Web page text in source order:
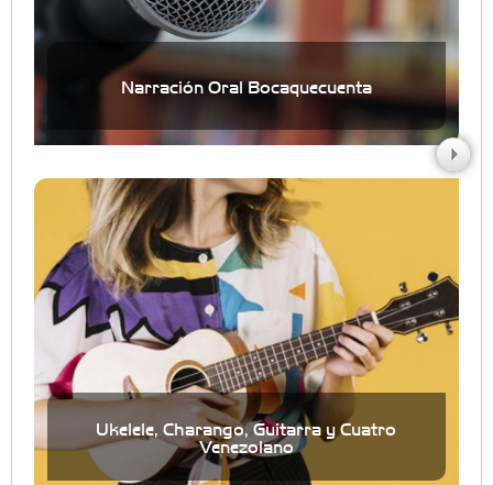
Narración Oral Bocaquecuenta
Ukelele, Charango, Guitarra y Cuatro
Venezolano